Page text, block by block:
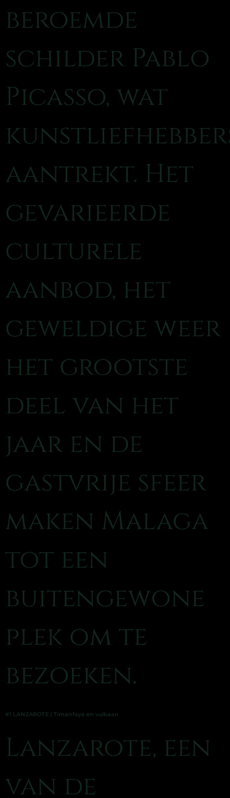
beroemde
schilder Pablo
Picasso, wat
aantrekt. Het
gevarieerde
culturele
aanbod, het
geweldige weer
het grootste
deel van het
jaar en de
gastvrije sfeer
maken Malaga
tot een
buitengewone
plek om te
bezoeken.
#1 LANZAROTE | Timanfaya en vulkaan
Lanzarote, een
van de